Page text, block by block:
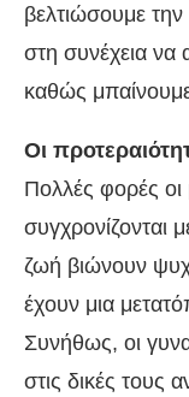
βελτιώσουμε την
στη συνέχεια να
καθώς
Οι
Πολλές φορές οι
συγχρονίζονται
ζωή βιώνουν
έχουν μια
Συνήθως, οι
στις δικές τους